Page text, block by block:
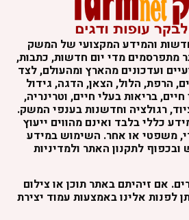
והמידע המקצועי של המשק
מתפרסמים מדי יום חדשות, כתבות,
ועדכונים מהארץ ומהעולם, לצד
הרפת, הלול, הצאן, הדגה, גידול
בריאות בעלי חיים, וטרינריה,
רגולציה וחדשנות בענפי המשק.
כללי בלבד ואינם מהווים ייעוץ
משפטי או אחר. השימוש במידע
לתקנון האתר ולמדיניות
אם זיהיתם באתר תוכן או צילום
לפנות אלינו באמצעות עמוד יצירת